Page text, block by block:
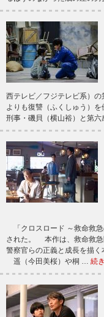
西テレビ／フジテレビ系）
よりも復讐（ふくしゅう）
刑事・磯貝（横山裕）と第
「クロスロード ～救命救
された。 本作は、救命救急
警察官らの正義と成長を描く
遥（今田美桜）や桐 … 続